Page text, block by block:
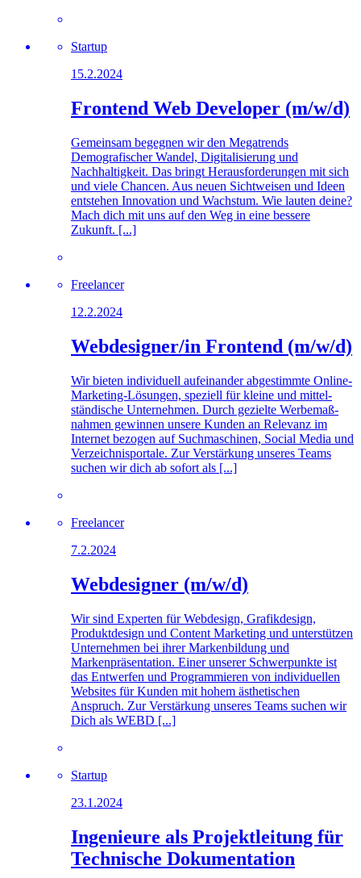
Startup
15.2.2024
Frontend Web Developer (m/w/d)
Gemeinsam begegnen wir den Megatrends
Demografischer Wandel, Digitalisierung und
Nachhaltigkeit. Das bringt Herausforderungen mit sich
und viele Chancen. Aus neuen Sichtweisen und Ideen
entstehen Innovation und Wachstum. Wie lauten deine?
Mach dich mit uns auf den Weg in eine bessere
Zukunft. [...]
Freelancer
12.2.2024
Webdesigner/in Frontend (m/w/d)
Wir bieten individuell auf­einander ab­ge­stimmte Online-
Marketing-Lösungen, speziell für kleine und mittel­
ständische Unter­nehmen. Durch gezielte Werbe­maß­
nahmen gewinnen unsere Kunden an Relevanz im
Internet bezogen auf Such­maschinen, Social Media und
Ver­zeichnis­portale. Zur Verstärkung unseres Teams
suchen wir dich ab sofort als [...]
Freelancer
7.2.2024
Webdesigner (m/w/d)
Wir sind Experten für Webdesign, Grafikdesign,
Produktdesign und Content Marketing und unterstützen
Unternehmen bei ihrer Markenbildung und
Markenpräsentation. Einer unserer Schwerpunkte ist
das Entwerfen und Programmieren von individuellen
Websites für Kunden mit hohem ästhetischen
Anspruch. Zur Verstärkung unseres Teams suchen wir
Dich als WEBD [...]
Startup
23.1.2024
Ingenieure als Projektleitung für
Technische Dokumentation